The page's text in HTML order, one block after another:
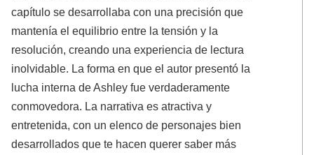
capítulo se desarrollaba con una precisión que
mantenía el equilibrio entre la tensión y la
resolución, creando una experiencia de lectura
inolvidable. La forma en que el autor presentó la
lucha interna de Ashley fue verdaderamente
conmovedora. La narrativa es atractiva y
entretenida, con un elenco de personajes bien
desarrollados que te hacen querer saber más